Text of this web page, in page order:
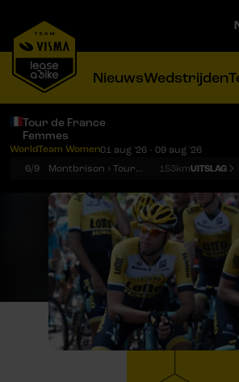
NieuwsWedstrijden
Tour de France
Femmes
WorldTeam Women01 aug '26 - 09 aug '26
6/9
Montbrison › Tournon-sur-Rhône 153kmUITSLAG